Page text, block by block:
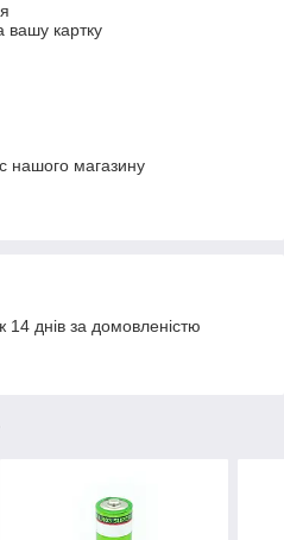
вашу картку
нашого магазину
днів за домовленістю